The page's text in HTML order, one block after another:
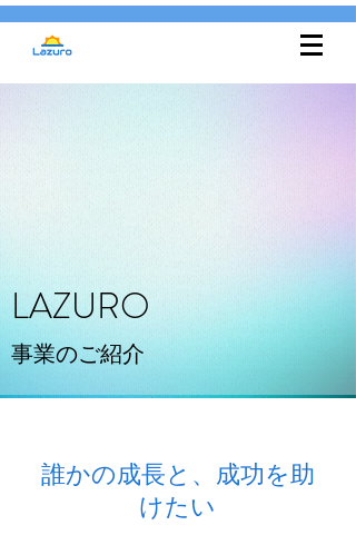
LAZURO
事業のご紹介
誰かの成長と、成功を助
けたい